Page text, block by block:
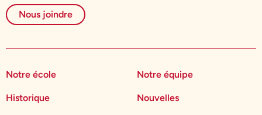
Nous joindre
Notre école
Historique
Notre équipe
Nouvelles